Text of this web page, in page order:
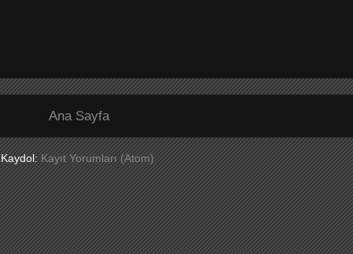
Ana Sayfa
Kaydol:Kayıt Yorumları (Atom)